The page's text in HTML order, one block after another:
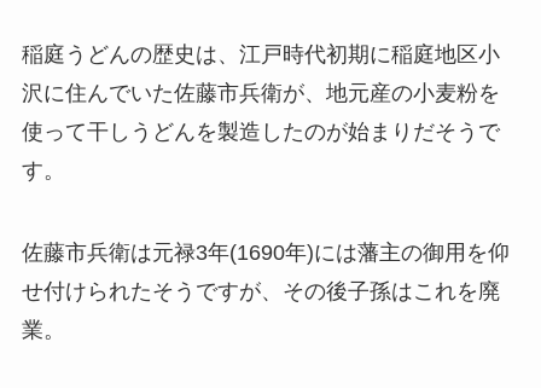
稲庭うどんの歴史は、江戸時代初期に稲庭地区小
沢に住んでいた佐藤市兵衛が、地元産の小麦粉を
使って干しうどんを製造したのが始まりだそうで
す。
佐藤市兵衛は元禄3年(1690年)には藩主の御用を仰
せ付けられたそうですが、その後子孫はこれを廃
業。